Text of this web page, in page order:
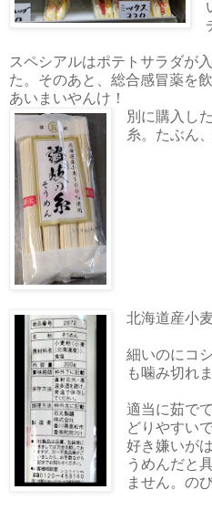
スペシアルはポテトサラダが
た。そのあと、総合感冒薬を
あいまいやんけ！
別に購入し
糸。たぶん
北海道産小
細いのにコ
も噛み切れ
適当に茹で
どりやすい
好き嫌いが
うめんだと
ません。の